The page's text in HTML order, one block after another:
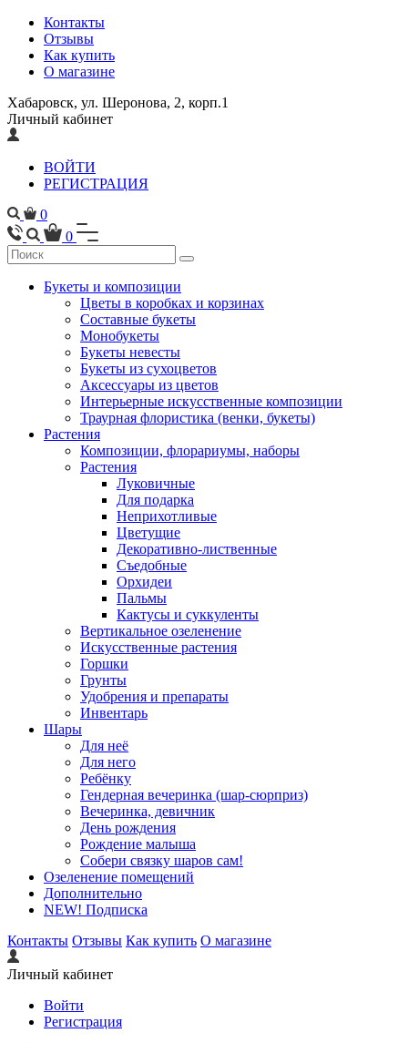
Контакты
Отзывы
Как купить
О магазине
Хабаровск, ул. Шеронова, 2, корп.1
Личный кабинет
ВОЙТИ
РЕГИСТРАЦИЯ
0
0
Букеты и композиции
Цветы в коробках и корзинах
Составные букеты
Монобукеты
Букеты невесты
Букеты из сухоцветов
Аксессуары из цветов
Интерьерные искусственные композиции
Траурная флористика (венки, букеты)
Растения
Композиции, флорариумы, наборы
Растения
Луковичные
Для подарка
Неприхотливые
Цветущие
Декоративно-лиственные
Съедобные
Орхидеи
Пальмы
Кактусы и суккуленты
Вертикальное озеленение
Искусственные растения
Горшки
Грунты
Удобрения и препараты
Инвентарь
Шары
Для неё
Для него
Ребёнку
Гендерная вечеринка (шар-сюрприз)
Вечеринка, девичник
День рождения
Рождение малыша
Собери связку шаров сам!
Озеленение помещений
Дополнительно
NEW! Подписка
Контакты Отзывы Как купить О магазине
Личный кабинет
Войти
Регистрация